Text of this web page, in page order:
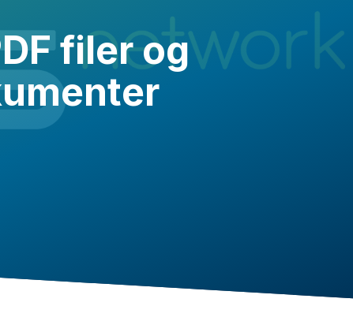
filer og